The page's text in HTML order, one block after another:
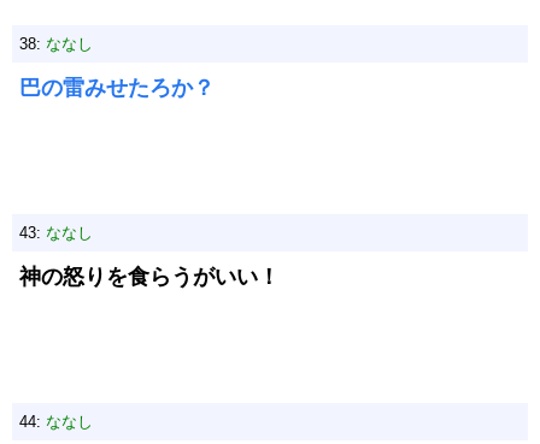
38: ななし
巴の雷みせたろか？
43: ななし
神の怒りを食らうがいい！
44: ななし